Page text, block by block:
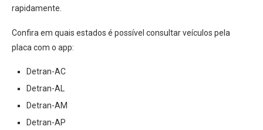
rapidamente.
Confira em quais estados é possível consultar veículos pela
placa com o app:
Detran-AC
Detran-AL
Detran-AM
Detran-AP